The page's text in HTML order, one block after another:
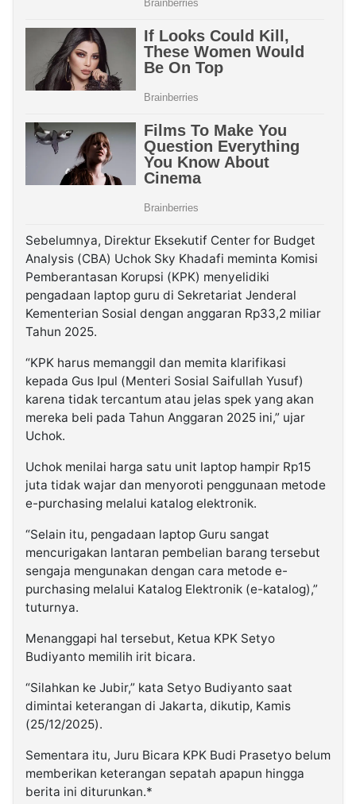
Sebelumnya, Direktur Eksekutif Center for Budget
Analysis (CBA) Uchok Sky Khadafi meminta Komisi
Pemberantasan Korupsi (KPK) menyelidiki
pengadaan laptop guru di Sekretariat Jenderal
Kementerian Sosial dengan anggaran Rp33,2 miliar
Tahun 2025.
“KPK harus memanggil dan memita klarifikasi
kepada Gus Ipul (Menteri Sosial Saifullah Yusuf)
karena tidak tercantum atau jelas spek yang akan
mereka beli pada Tahun Anggaran 2025 ini,” ujar
Uchok.
Uchok menilai harga satu unit laptop hampir Rp15
juta tidak wajar dan menyoroti penggunaan metode
e-purchasing melalui katalog elektronik.
“Selain itu, pengadaan laptop Guru sangat
mencurigakan lantaran pembelian barang tersebut
sengaja mengunakan dengan cara metode e-
purchasing melalui Katalog Elektronik (e-katalog),”
tuturnya.
Menanggapi hal tersebut, Ketua KPK Setyo
Budiyanto memilih irit bicara.
“Silahkan ke Jubir,” kata Setyo Budiyanto saat
dimintai keterangan di Jakarta, dikutip, Kamis
(25/12/2025).
Sementara itu, Juru Bicara KPK Budi Prasetyo belum
memberikan keterangan sepatah apapun hingga
berita ini diturunkan.*